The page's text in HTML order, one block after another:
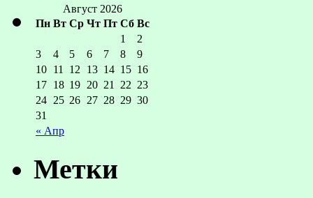
Август 2026
Пн Вт Ср Чт Пт Сб Вс
« Апр
1
2
3
4 5 6 7 8
9
10 11 12 13 14 15 16
17 18 19 20 21 22 23
24 25 26 27 28 29 30
31
Метки